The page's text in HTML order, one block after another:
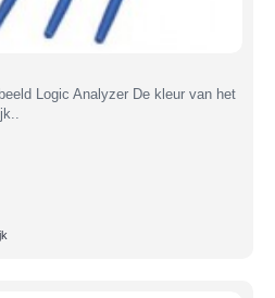
Logic Analyzer De kleur van het